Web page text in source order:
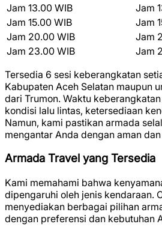
Jam 13.00 WIB
Jam
Jam 15.00 WIB
Jam
Jam 20.00 WIB
Jam
Jam 23.00 WIB
Jam
Tersedia 6 sesi keberangkatan
Kabupaten Aceh Selatan maupun
dari Trumon. Waktu
kondisi lalu lintas, ketersediaan
Namun, kami pastikan armada
mengantar Anda dengan aman
Armada Travel yang Tersedia
Kami memahami bahwa
dipengaruhi oleh jenis kendaraan.
menyediakan berbagai pilihan
dengan preferensi dan kebutuhan